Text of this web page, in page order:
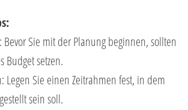
Bevor Sie mit der Planung beginnen, sollten
Budget setzen.
Legen Sie einen Zeitrahmen fest, in dem
sein soll.